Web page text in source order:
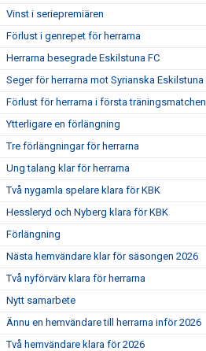
Vinst i seriepremiären
Förlust i genrepet för herrarna
Herrarna besegrade Eskilstuna FC
Seger för herrarna mot Syrianska Eskilstuna
Förlust för herrarna i första träningsmatchen
Ytterligare en förlängning
Tre förlängningar för herrarna
Ung talang klar för herrarna
Två nygamla spelare klara för KBK
Hessleryd och Nyberg klara för KBK
Förlängning
Nästa hemvändare klar för säsongen 2026
Två nyförvärv klara för herrarna
Nytt samarbete
Ännu en hemvändare till herrarna inför 2026
Två hemvändare klara för 2026